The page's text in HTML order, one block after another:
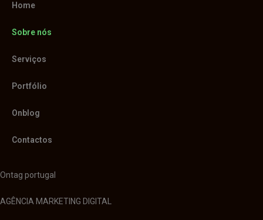
Home
Sobre nós
Serviços
Portfólio
Onblog
Contactos
Ontag portugal
AGÊNCIA MARKETING DIGITAL